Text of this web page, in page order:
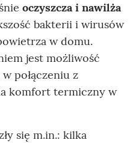
oczyszcza i nawilża
bakterii i wirusów
w domu.
jest możliwość
połączeniu z
komfort termiczny w
się m.in.: kilka